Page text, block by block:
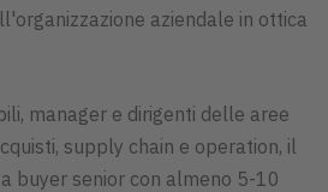
aziendale in ottica
manager e dirigenti delle aree
supply chain e operation, il
buyer senior con almeno 5-10